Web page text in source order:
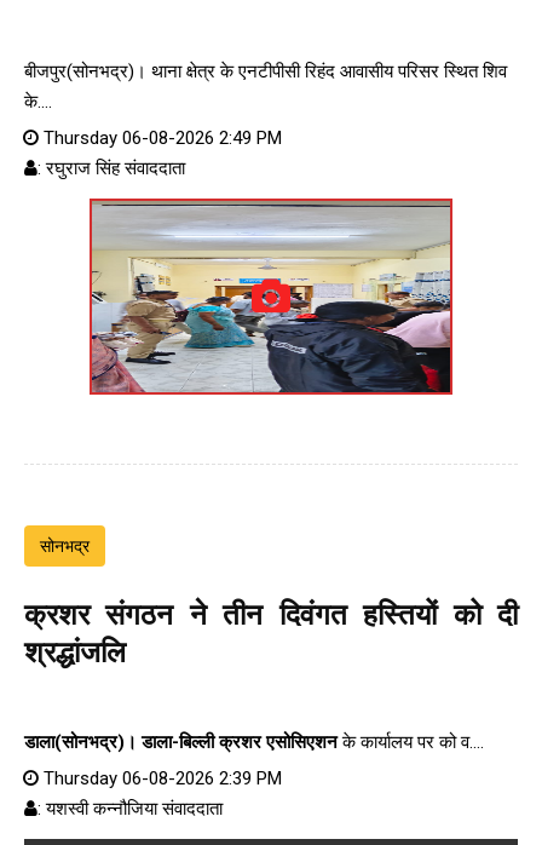
बीजपुर(सोनभद्र)। थाना क्षेत्र के एनटीपीसी रिहंद आवासीय परिसर स्थित शिव
के....
Thursday 06-08-2026 2:49 PM
: रघुराज सिंह संवाददाता
सोनभद्र
क्रशर संगठन ने तीन दिवंगत हस्तियों को दी
श्रद्धांजलि
डाला(सोनभद्र)। डाला-बिल्ली क्रशर एसोसिएशनके कार्यालय पर को व....
Thursday 06-08-2026 2:39 PM
: यशस्वी कन्नौजिया संवाददाता